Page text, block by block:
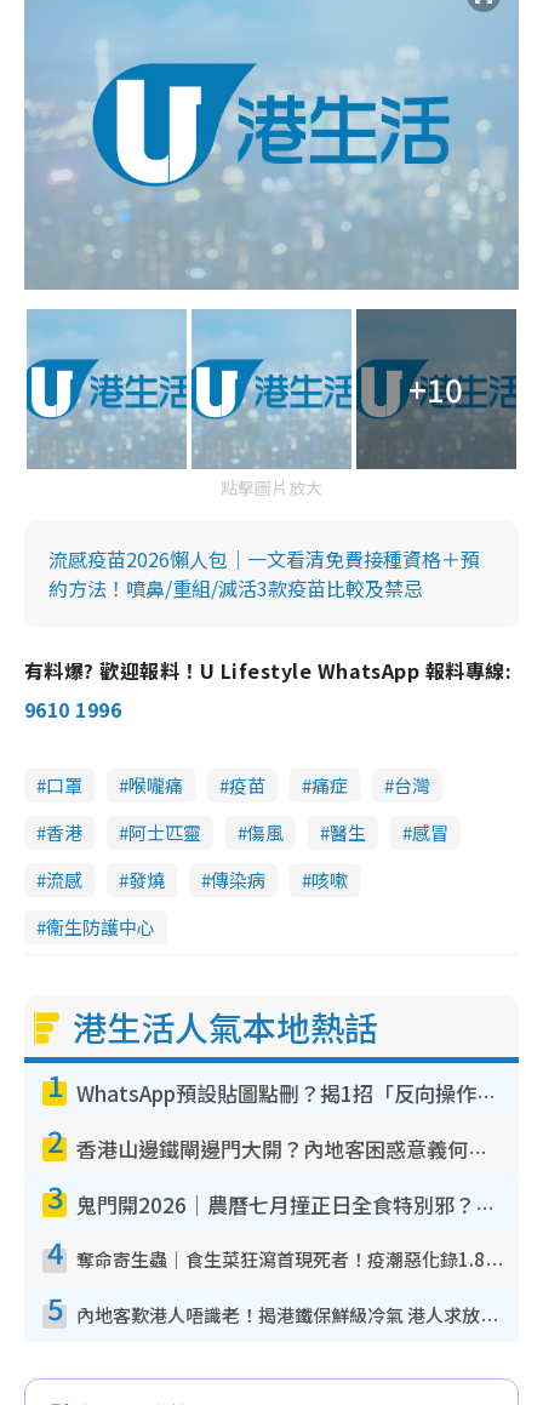
+10
點擊圖片放大
流感疫苗2026懶人包｜一文看清免費接種資格＋預
約方法！噴鼻/重組/滅活3款疫苗比較及禁忌
有料爆? 歡迎報料！U Lifestyle WhatsApp 報料專線:
9610 1996
口罩 喉嚨痛 疫苗 痛症
台灣
香港
阿士匹靈 傷風 醫生
感冒
流感
發燒 傳染病
咳嗽
衞生防護中心
港生活人氣本地熱話
1 WhatsApp預設貼圖點刪？揭1招「反向操作」還原簡潔介面 附3步實測教學
2 香港山邊鐵閘邊門大開？內地客困惑意義何在！網民神回覆：呢種叫法理性防禦
3 鬼門開2026｜農曆七月撞正日全食特別邪？專家警告切忌做一事！揭4大禁忌+2招保平安
4 奪命寄生蟲｜食生菜狂瀉首現死者！疫潮惡化錄1.8萬宗病例 揭洗菜3大謬誤
5 內地客歎港人唔識老！揭港鐵保鮮級冷氣 港人求放過：咪投訴